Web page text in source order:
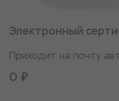
Электронный
Приходит на почту
0 ₽